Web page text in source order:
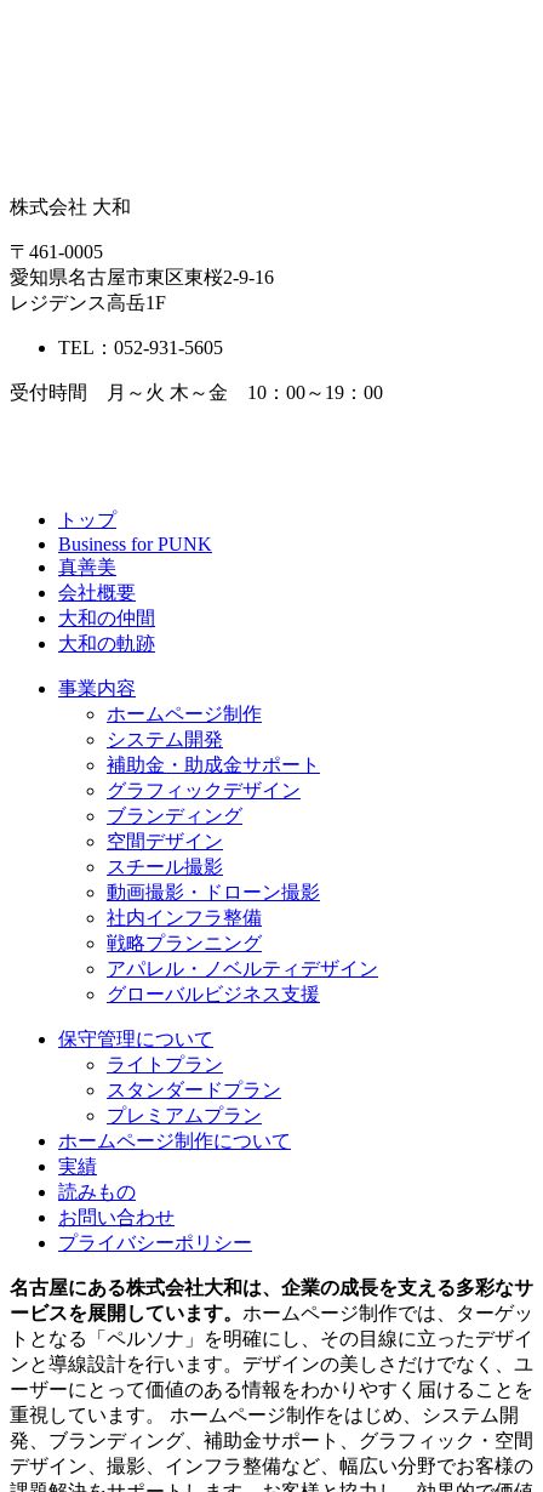
株式会社 大和
〒461-0005
愛知県名古屋市東区東桜2-9-16
レジデンス高岳1F
TEL：052-931-5605
受付時間 月～火 木～金 10：00～19：00
トップ
Business for PUNK
真善美
会社概要
大和の仲間
大和の軌跡
事業内容
ホームページ制作
システム開発
補助金・助成金サポート
グラフィックデザイン
ブランディング
空間デザイン
スチール撮影
動画撮影・ドローン撮影
社内インフラ整備
戦略プランニング
アパレル・ノベルティデザイン
グローバルビジネス支援
保守管理について
ライトプラン
スタンダードプラン
プレミアムプラン
ホームページ制作について
実績
読みもの
お問い合わせ
プライバシーポリシー
名古屋にある株式会社大和は、企業の成長を支える多彩なサ
ービスを展開しています。 ホームページ制作では、ターゲッ
トとなる「ペルソナ」を明確にし、その目線に立ったデザイ
ンと導線設計を行います。デザインの美しさだけでなく、ユ
ーザーにとって価値のある情報をわかりやすく届けることを
重視しています。 ホームページ制作をはじめ、システム開
発、ブランディング、補助金サポート、グラフィック・空間
デザイン、撮影、インフラ整備など、幅広い分野でお客様の